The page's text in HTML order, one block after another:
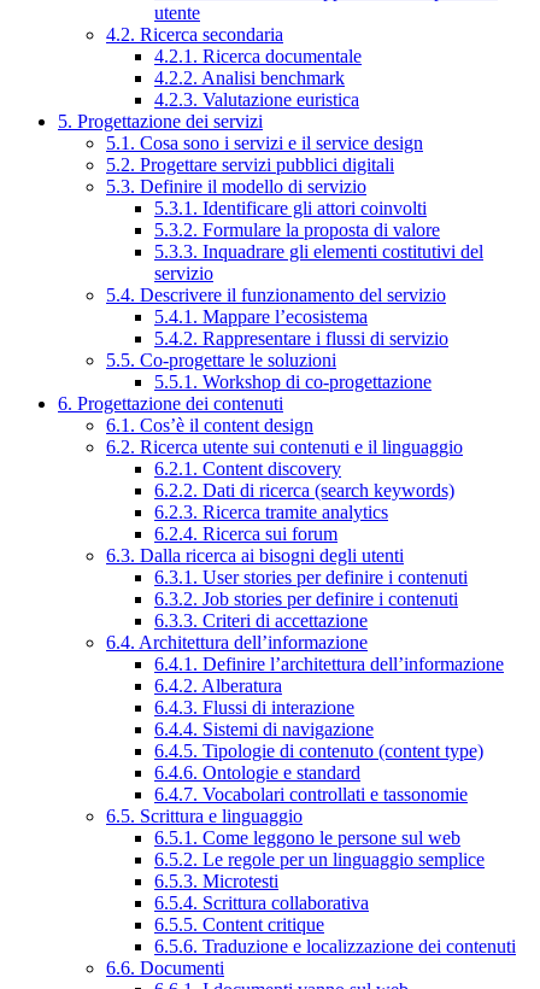
utente
4.2. Ricerca secondaria
4.2.1. Ricerca documentale
4.2.2. Analisi benchmark
4.2.3. Valutazione euristica
5. Progettazione dei servizi
5.1. Cosa sono i servizi e il service design
5.2. Progettare servizi pubblici digitali
5.3. Definire il modello di servizio
5.3.1. Identificare gli attori coinvolti
5.3.2. Formulare la proposta di valore
5.3.3. Inquadrare gli elementi costitutivi del
servizio
5.4. Descrivere il funzionamento del servizio
5.4.1. Mappare l’ecosistema
5.4.2. Rappresentare i flussi di servizio
5.5. Co-progettare le soluzioni
5.5.1. Workshop di co-progettazione
6. Progettazione dei contenuti
6.1. Cos’è il content design
6.2. Ricerca utente sui contenuti e il linguaggio
6.2.1. Content discovery
6.2.2. Dati di ricerca (search keywords)
6.2.3. Ricerca tramite analytics
6.2.4. Ricerca sui forum
6.3. Dalla ricerca ai bisogni degli utenti
6.3.1. User stories per definire i contenuti
6.3.2. Job stories per definire i contenuti
6.3.3. Criteri di accettazione
6.4. Architettura dell’informazione
6.4.1. Definire l’architettura dell’informazione
6.4.2. Alberatura
6.4.3. Flussi di interazione
6.4.4. Sistemi di navigazione
6.4.5. Tipologie di contenuto (content type)
6.4.6. Ontologie e standard
6.4.7. Vocabolari controllati e tassonomie
6.5. Scrittura e linguaggio
6.5.1. Come leggono le persone sul web
6.5.2. Le regole per un linguaggio semplice
6.5.3. Microtesti
6.5.4. Scrittura collaborativa
6.5.5. Content critique
6.5.6. Traduzione e localizzazione dei contenuti
6.6. Documenti